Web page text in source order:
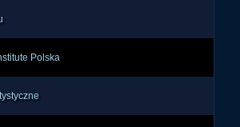
Polska